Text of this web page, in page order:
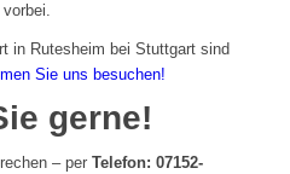
vorbei.
in Rutesheim bei Stuttgart sind
Sie uns besuchen!
gerne!
– per Telefon: 07152-